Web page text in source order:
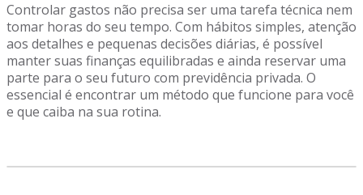
Controlar gastos não precisa ser uma tarefa técnica nem
tomar horas do seu tempo. Com hábitos simples, atenção
aos detalhes e pequenas decisões diárias, é possível
manter suas finanças equilibradas e ainda reservar uma
parte para o seu futuro com previdência privada. O
essencial é encontrar um método que funcione para você
e que caiba na sua rotina.